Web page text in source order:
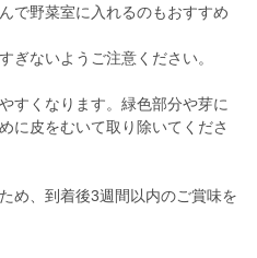
で野菜室に入れるのもおすすめ
ぎないようご注意ください。
すくなります。緑色部分や芽に
に皮をむいて取り除いてくださ
め、到着後3週間以内のご賞味を